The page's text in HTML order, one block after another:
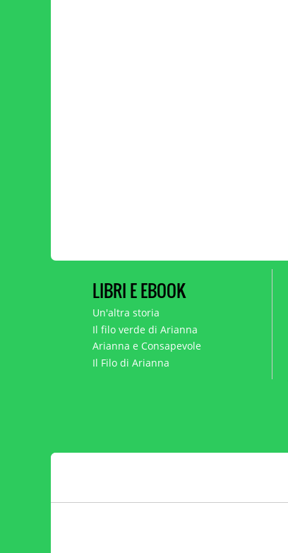
LIBRI E EBOOK
Un'altra storia
Il filo verde di Arianna
Arianna e Consapevole
Il Filo di Arianna